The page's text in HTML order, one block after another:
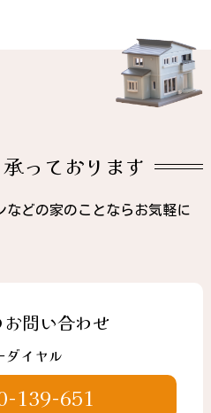
っております
などの家のことならお気軽に
問い合わせ
ダイヤル
139-651